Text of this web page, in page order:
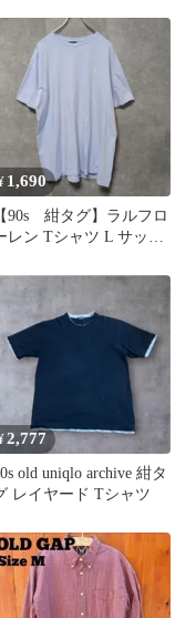
1,690
​【90s 紺タグ】ラルフロ
レン Tシャツ L サック
2,777
old uniqlo archive 紺タ
レイヤード Tシャツ